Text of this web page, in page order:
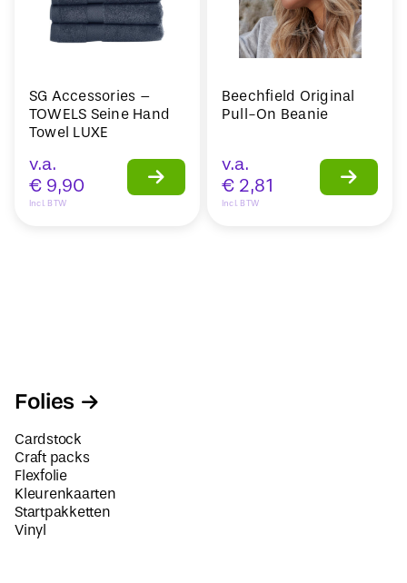
SG Accessories –
TOWELS Seine Hand
Towel LUXE
v.a.
€ 9,90
Incl. BTW
Beechfield Original
Pull-On Beanie
v.a.
€ 2,81
Incl. BTW
Folies
Cardstock
Craft packs
Flexfolie
Kleurenkaarten
Startpakketten
Vinyl